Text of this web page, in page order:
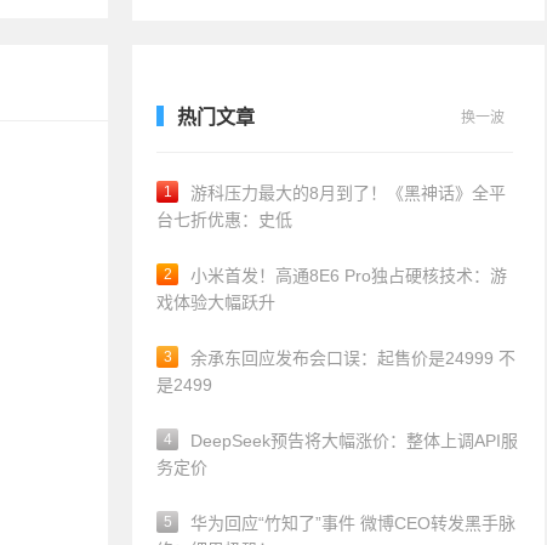
热门文章 换一波
1
游科压力最大的8月到了！《黑神话》全平
台七折优惠：史低
2
小米首发！高通8E6 Pro独占硬核技术：游
戏体验大幅跃升
3
余承东回应发布会口误：起售价是24999 不
是2499
4
DeepSeek预告将大幅涨价：整体上调API服
务定价
5
华为回应“竹知了”事件 微博CEO转发黑手脉